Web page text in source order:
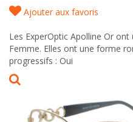
Ajouter aux favoris
Les ExperOptic Apolline Or
Femme. Elles ont une forme
progressifs : Oui